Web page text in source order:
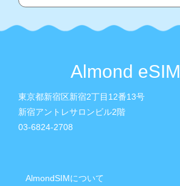
Almond eSIM
東京都新宿区新宿2丁目12番13号
新宿アントレサロンビル2階
03-6824-2708
AlmondSIMについて